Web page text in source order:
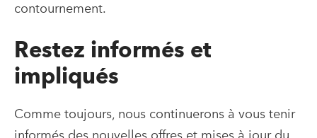
contournement.
Restez informés et
impliqués
Comme toujours, nous continuerons à vous tenir